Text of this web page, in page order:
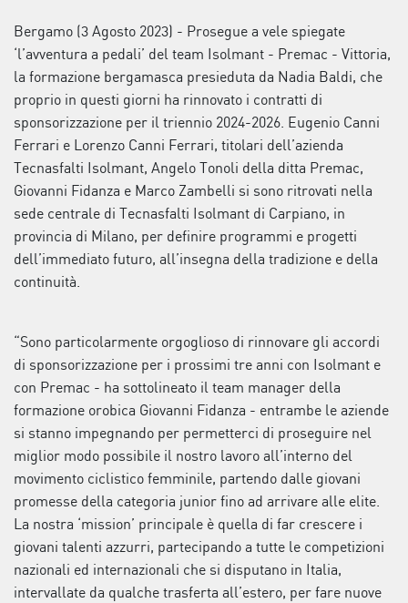
Bergamo (3 Agosto 2023) - Prosegue a vele spiegate
‘l’avventura a pedali’ del team Isolmant - Premac - Vittoria,
la formazione bergamasca presieduta da Nadia Baldi, che
proprio in questi giorni ha rinnovato i contratti di
sponsorizzazione per il triennio 2024-2026. Eugenio Canni
Ferrari e Lorenzo Canni Ferrari, titolari dell’azienda
Tecnasfalti Isolmant, Angelo Tonoli della ditta Premac,
Giovanni Fidanza e Marco Zambelli si sono ritrovati nella
sede centrale di Tecnasfalti Isolmant di Carpiano, in
provincia di Milano, per definire programmi e progetti
dell’immediato futuro, all’insegna della tradizione e della
continuità.
“Sono particolarmente orgoglioso di rinnovare gli accordi
di sponsorizzazione per i prossimi tre anni con Isolmant e
con Premac - ha sottolineato il team manager della
formazione orobica Giovanni Fidanza - entrambe le aziende
si stanno impegnando per permetterci di proseguire nel
miglior modo possibile il nostro lavoro all’interno del
movimento ciclistico femminile, partendo dalle giovani
promesse della categoria junior fino ad arrivare alle elite.
La nostra ‘mission’ principale è quella di far crescere i
giovani talenti azzurri, partecipando a tutte le competizioni
nazionali ed internazionali che si disputano in Italia,
intervallate da qualche trasferta all’estero, per fare nuove